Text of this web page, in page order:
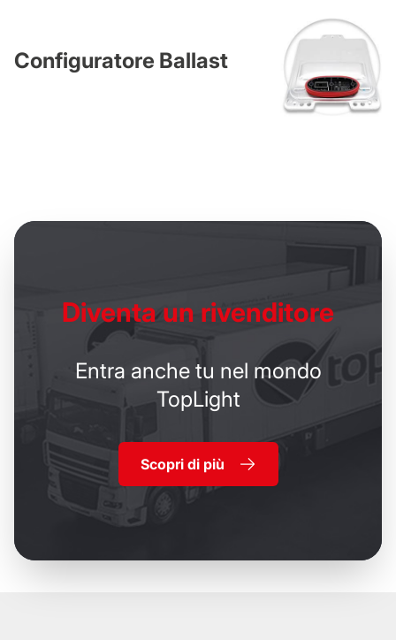
Configuratore Ballast
Diventa un rivenditore
Entra anche tu nel mondo
TopLight
Scopri di più